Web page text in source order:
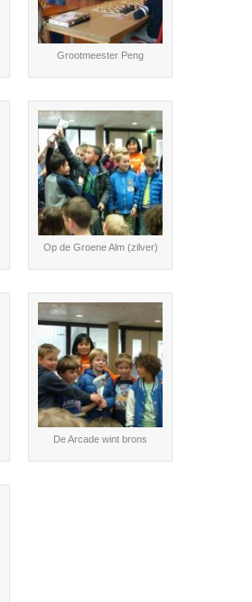
Grootmeester Peng
Op de Groene Alm (zilver)
De Arcade wint brons